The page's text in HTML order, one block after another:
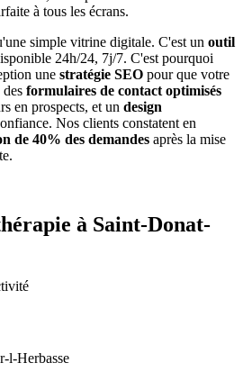
à tous les écrans.
simple vitrine digitale. C'est un outil
24h/24, 7j/7. C'est pourquoi
une stratégie SEO pour que votre
formulaires de contact optimisés
en prospects, et un design
Nos clients constatent en
de 40% des demandes après la mise
à Saint-Donat-
l-Herbasse